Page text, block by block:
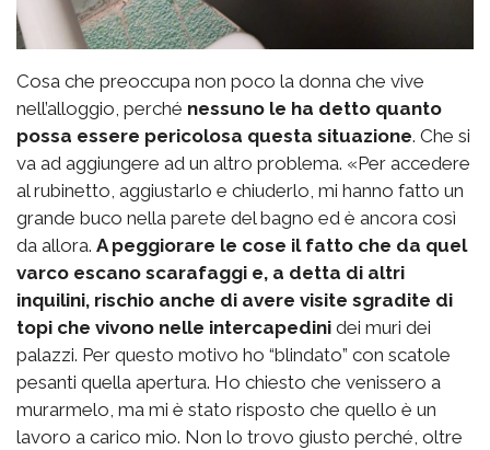
Cosa che preoccupa non poco la donna che vive
nell’alloggio, perché nessuno le ha detto quanto
possa essere pericolosa questa situazione. Che si
va ad aggiungere ad un altro problema. «Per accedere
al rubinetto, aggiustarlo e chiuderlo, mi hanno fatto un
grande buco nella parete del bagno ed è ancora così
da allora. A peggiorare le cose il fatto che da quel
varco escano scarafaggi e, a detta di altri
inquilini, rischio anche di avere visite sgradite di
topi che vivono nelle intercapedini dei muri dei
palazzi. Per questo motivo ho “blindato” con scatole
pesanti quella apertura. Ho chiesto che venissero a
murarmelo, ma mi è stato risposto che quello è un
lavoro a carico mio. Non lo trovo giusto perché, oltre